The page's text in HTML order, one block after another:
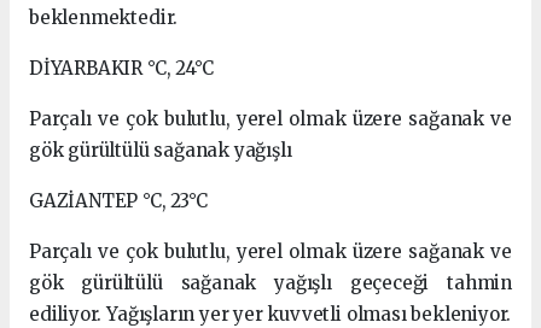
beklenmektedir.
DİYARBAKIR °C, 24°C
Parçalı ve çok bulutlu, yerel olmak üzere sağanak ve
gök gürültülü sağanak yağışlı
GAZİANTEP °C, 23°C
Parçalı ve çok bulutlu, yerel olmak üzere sağanak ve
gök gürültülü sağanak yağışlı geçeceği tahmin
ediliyor. Yağışların yer yer kuvvetli olması bekleniyor.